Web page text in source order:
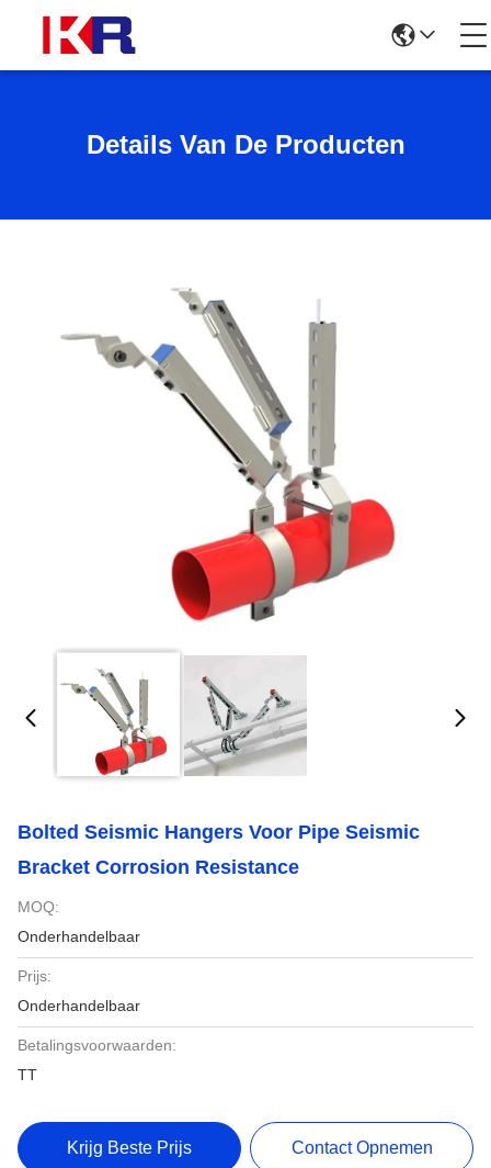
Details Van De Producten
Bolted Seismic Hangers Voor Pipe Seismic
Bracket Corrosion Resistance
MOQ:
Onderhandelbaar
Prijs:
Onderhandelbaar
Betalingsvoorwaarden:
TT
Krijg Beste Prijs Contact Opnemen